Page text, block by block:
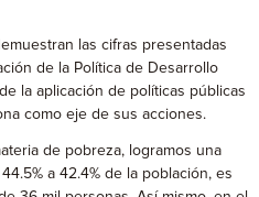
las cifras presentadas
de la Política de Desarrollo
la aplicación de políticas públicas
como eje de sus acciones.
de pobreza, logramos una
a 42.4% de la población, es